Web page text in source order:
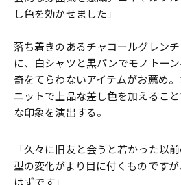
し色を効かせました」
落ち着きのあるチャコールグレン
に、白シャツと黒パンでモノトー
奇をてらわないアイテムがお薦め
ニットで上品な差し色を加えるこ
な印象を演出する。
「久々に旧友と会うと若かった以
型の変化がより目に付くものです
はずです」